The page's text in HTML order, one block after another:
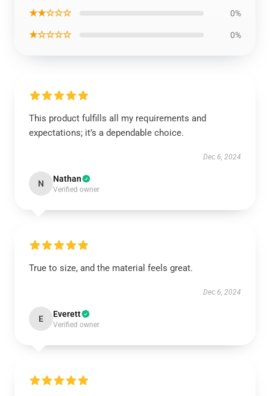
★★☆☆☆ 0%
★☆☆☆☆ 0%
This product fulfills all my requirements and
expectations; it’s a dependable choice.
Dec 6, 2024
N Nathan
Verified owner
True to size, and the material feels great.
Dec 6, 2024
E Everett
Verified owner